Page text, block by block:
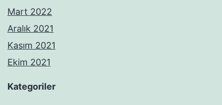
Mart 2022
Aralık 2021
Kasım 2021
Ekim 2021
Kategoriler